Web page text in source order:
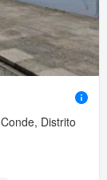
Distrito